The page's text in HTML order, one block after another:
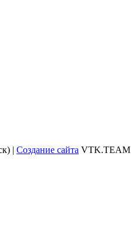
| Создание сайта VTK.TEAM